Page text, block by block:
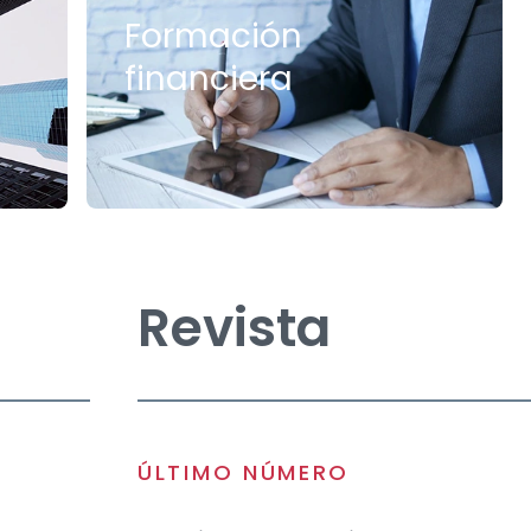
Formación
financiera
Revista
ÚLTIMO NÚMERO